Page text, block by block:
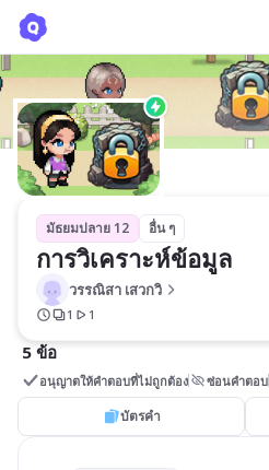
มัธยมปลาย 12 อื่น ๆ
การวิเคราะห์ข้อมูล
วรรณิสา เสวกวิ
1 1
5 ข้อ
อนุญาตให้คำตอบที่ไม่ถูกต้อง ซ่อนคำตอบ
บัตรคำ